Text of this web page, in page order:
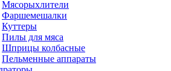
Мясорыхлители
Фаршемешалки
Куттеры
Пилы для мяса
Шприцы колбасные
Пельменные аппараты